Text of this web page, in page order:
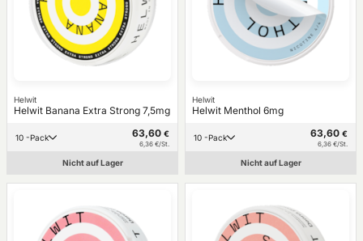
Helwit
Helwit Banana Extra Strong 7,5mg
10 -Pack 63,60 €
6,36 €/St.
Nicht auf Lager
Helwit
Helwit Menthol 6mg
10 -Pack 63,60 €
6,36 €/St.
Nicht auf Lager